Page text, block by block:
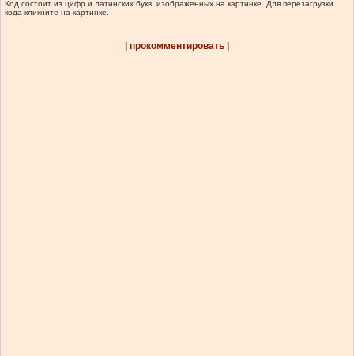
Код состоит из цифр и латинских букв, изображенных на картинке. Для перезагрузки
кода кликните на картинке.
| прокомментировать |